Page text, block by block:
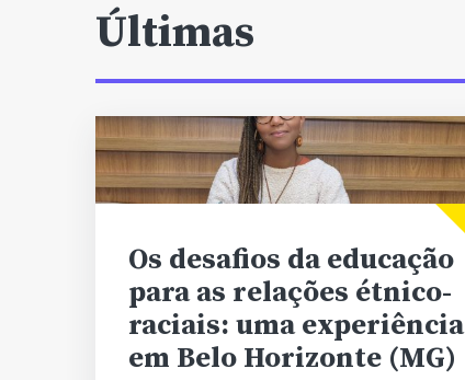
Últimas
Os desafios da educação
para as relações étnico-
raciais: uma experiência
em Belo Horizonte (MG)